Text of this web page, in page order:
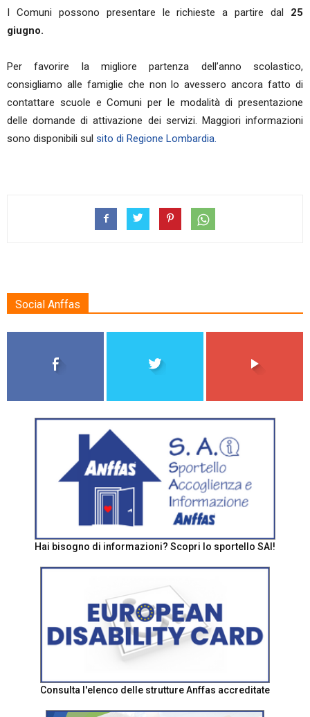
I Comuni possono presentare le richieste a partire dal 25
giugno.
Per favorire la migliore partenza dell’anno scolastico,
consigliamo alle famiglie che non lo avessero ancora fatto di
contattare scuole e Comuni per le modalità di presentazione
delle domande di attivazione dei servizi. Maggiori informazioni
sono disponibili sul sito di Regione Lombardia.
Social Anffas
Hai bisogno di informazioni? Scopri lo sportello SAI!
Consulta l'elenco delle strutture Anffas accreditate